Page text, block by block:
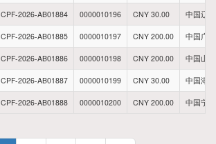
CPF-2026-AB01884 0000010196 CNY 30.00 中国辽宁
CPF-2026-AB01885 0000010197 CNY 200.00 中国广东
CPF-2026-AB01886 0000010198 CNY 200.00 中国山东
CPF-2026-AB01887 0000010199 CNY 30.00 中国湖南
CPF-2026-AB01888 0000010200 CNY 200.00 中国宁夏